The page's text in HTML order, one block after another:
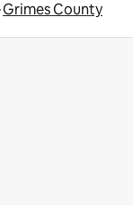
Grimes County